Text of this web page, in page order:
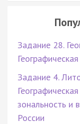
Задание 28.
Задание 4.
зональность и
России